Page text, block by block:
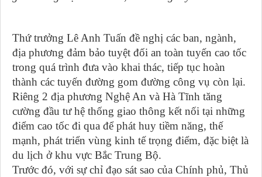
Thứ trưởng Lê Anh Tuấn đề nghị các ban, ngành,
địa phương đảm bảo tuyệt đối an toàn tuyến cao tốc
trong quá trình đưa vào khai thác, tiếp tục hoàn
thành các tuyến đường gom đường công vụ còn lại.
Riêng 2 địa phương Nghệ An và Hà Tĩnh tăng
cường đầu tư hệ thống giao thông kết nối tại những
điểm cao tốc đi qua để phát huy tiềm năng, thế
mạnh, phát triển vùng kinh tế trọng điểm, đặc biệt là
du lịch ở khu vực Bắc Trung Bộ.
Trước đó, với sự chỉ đạo sát sao của Chính phủ, Thủ